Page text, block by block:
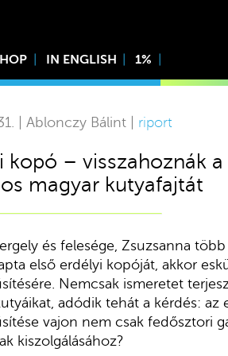
IN ENGLISH 1%
| Ablonczy Bálint | riport
kopó – visszahoznák
magyar kutyafajtát
és felesége, Zsuzsanna
első erdélyi kopóját, akkor
Nemcsak ismeretet
adódik tehát a kérdés: az
vajon nem csak fedősztori
kiszolgálásához?